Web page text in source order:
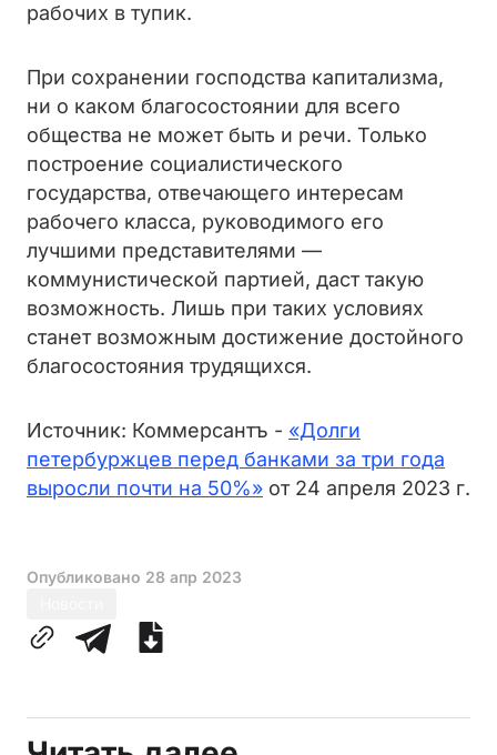
рабочих в тупик.
При сохранении господства капитализма,
ни о каком благосостоянии для всего
общества не может быть и речи. Только
построение социалистического
государства, отвечающего интересам
рабочего класса, руководимого его
лучшими представителями —
коммунистической партией, даст такую
возможность. Лишь при таких условиях
станет возможным достижение достойного
благосостояния трудящихся.
Источник: Коммерсантъ - «Долги
петербуржцев перед банками за три года
выросли почти на 50%» от 24 апреля 2023 г.
Опубликовано 28 апр 2023